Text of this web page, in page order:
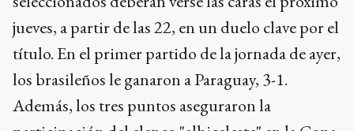
del Mundo Sub 20, que se desarrollará en Chile
entre el 27 de septiembre y el 19 de octubre del
corriente año.
Por su parte, los "Cafeteros", con 3 unidades, se
medirán ante "La Roja" el próximo jueves desde